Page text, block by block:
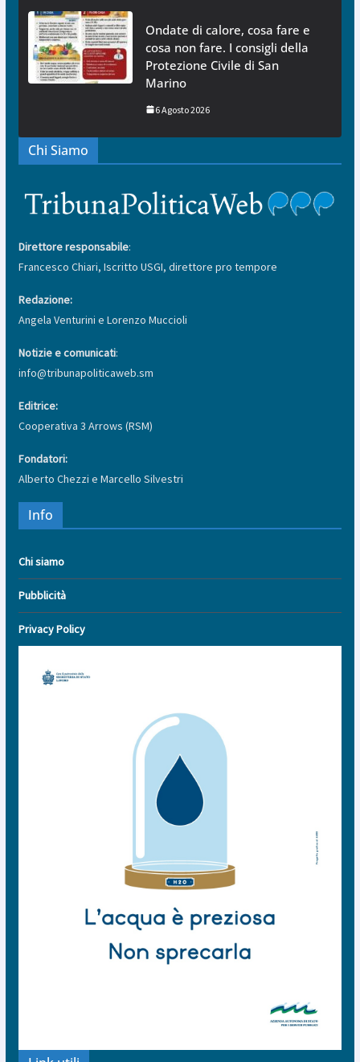
Ondate di calore, cosa fare e
cosa non fare. I consigli della
Protezione Civile di San
Marino
6 Agosto 2026
Chi Siamo
Direttore responsabile:
Francesco Chiari, Iscritto USGI, direttore pro tempore
Redazione:
Angela Venturini e Lorenzo Muccioli
Notizie e comunicati:
info@tribunapoliticaweb.sm
Editrice:
Cooperativa 3 Arrows (RSM)
Fondatori:
Alberto Chezzi e Marcello Silvestri
Info
Chi siamo
Pubblicità
Privacy Policy